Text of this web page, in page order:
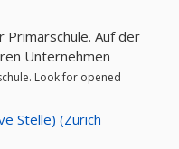
Primarschule. Auf der
Unternehmen
Look for opened
Stelle) (Zürich